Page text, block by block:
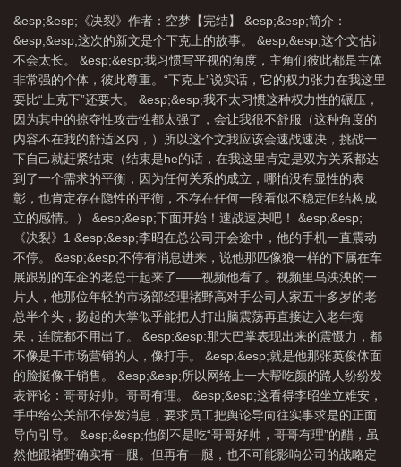
&esp;&esp;《决裂》作者：空梦【完结】 &esp;&esp;简介：
&esp;&esp;这次的新文是个下克上的故事。 &esp;&esp;这个文估计
不会太长。 &esp;&esp;我习惯写平视的角度，主角们彼此都是主体
非常强的个体，彼此尊重。“下克上”说实话，它的权力张力在我这里
要比“上克下”还要大。 &esp;&esp;我不太习惯这种权力性的碾压，
因为其中的掠夺性攻击性都太强了，会让我很不舒服（这种角度的
内容不在我的舒适区内，）所以这个文我应该会速战速决，挑战一
下自己就赶紧结束（结束是he的话，在我这里肯定是双方关系都达
到了一个需求的平衡，因为任何关系的成立，哪怕没有显性的表
彰，也肯定存在隐性的平衡，不存在任何一段看似不稳定但结构成
立的感情。） &esp;&esp;下面开始！速战速决吧！ &esp;&esp;
《决裂》1 &esp;&esp;李昭在总公司开会途中，他的手机一直震动
不停。 &esp;&esp;不停有消息进来，说他那匹像狼一样的下属在车
展跟别的车企的老总干起来了——视频他看了。视频里乌泱泱的一
片人，他那位年轻的市场部经理禇野高对手公司人家五十多岁的老
总半个头，扬起的大掌似乎能把人打出脑震荡再直接进入老年痴
呆，连院都不用出了。 &esp;&esp;那大巴掌表现出来的震慑力，都
不像是干市场营销的人，像打手。 &esp;&esp;就是他那张英俊体面
的脸挺像干销售。 &esp;&esp;所以网络上一大帮吃颜的路人纷纷发
表评论：哥哥好帅。哥哥有理。 &esp;&esp;这看得李昭坐立难安，
手中给公关部不停发消息，要求员工把舆论导向往实事求是的正面
导向引导。 &esp;&esp;他倒不是吃“哥哥好帅，哥哥有理”的醋，虽
然他跟禇野确实有一腿。但再有一腿，也不可能影响公司的战略定